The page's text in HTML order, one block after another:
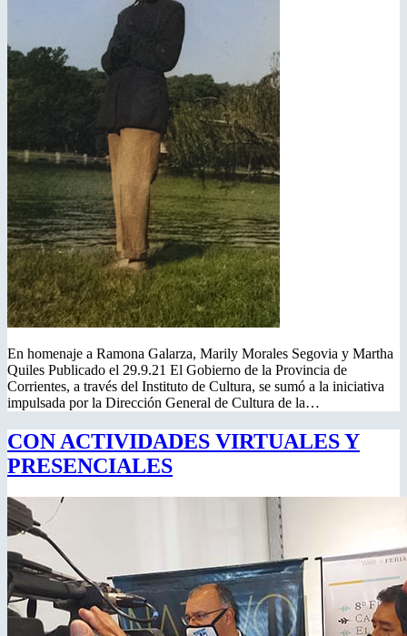
En homenaje a Ramona Galarza, Marily Morales Segovia y Martha
Quiles Publicado el 29.9.21 El Gobierno de la Provincia de
Corrientes, a través del Instituto de Cultura, se sumó a la iniciativa
impulsada por la Dirección General de Cultura de la…
CON ACTIVIDADES VIRTUALES Y
PRESENCIALES